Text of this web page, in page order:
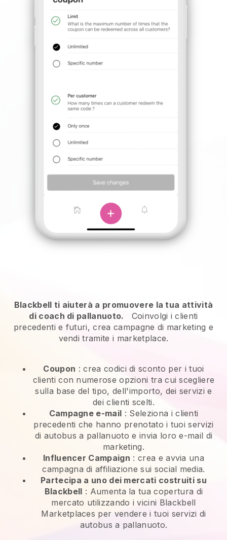
Blackbell ti aiuterà a promuovere la tua attività
di coach di pallanuoto.
Coinvolgi i clienti
precedenti e futuri, crea campagne di marketing e
vendi tramite i marketplace.
Coupon : crea codici di sconto per i tuoi
clienti con numerose opzioni tra cui scegliere
sulla base del tipo, dell'importo, dei servizi e
dei clienti scelti.
Campagne e-mail : Seleziona i clienti
precedenti che hanno prenotato i tuoi servizi
di autobus a pallanuoto e invia loro e-mail di
marketing.
Influencer Campaign : crea e avvia una
campagna di affiliazione sui social media.
Partecipa a uno dei mercati costruiti su
Blackbell : Aumenta la tua copertura di
mercato utilizzando i vicini Blackbell
Marketplaces per vendere i tuoi servizi di
autobus a pallanuoto.